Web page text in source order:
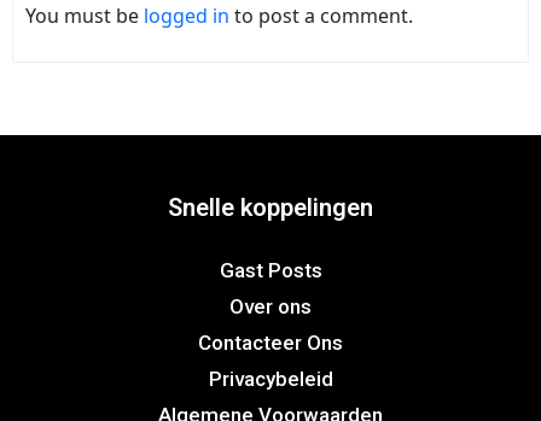
You must be logged in to post a comment.
Snelle koppelingen
Gast Posts
Over ons
Contacteer Ons
Privacybeleid
Algemene Voorwaarden